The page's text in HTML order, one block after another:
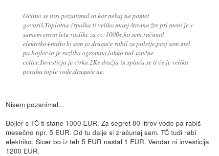
Očitno se nisi pozanimal in kar nekaj na pamet
govoriš.Toplotna črpalka ti veliko manj štroma žre pri meni je v
samem enem letu razlike za cc:1000e,ko sem računal
elektriko+nafto ki sem jo drugače rabil za poletje,prej sem mel
pa bojler in je razlika ogromna,lahko tud sončne
celice.Investicja je cirka 2Ke dražja in splača se ti če je velika
poraba tople vode,drugače ne.
Nisem pozanimal...
Bojler s TČ ti stane 1000 EUR. Za segret 80 litrov vode pa rabiš
mesečno npr. 5 EUR. Od tu dalje si zračunaj sam. TČ tudi rabi
elektriko. Sicer bo iz teh 5 EUR nastal 1 EUR. Vendar ni investicija
1200 EUR.